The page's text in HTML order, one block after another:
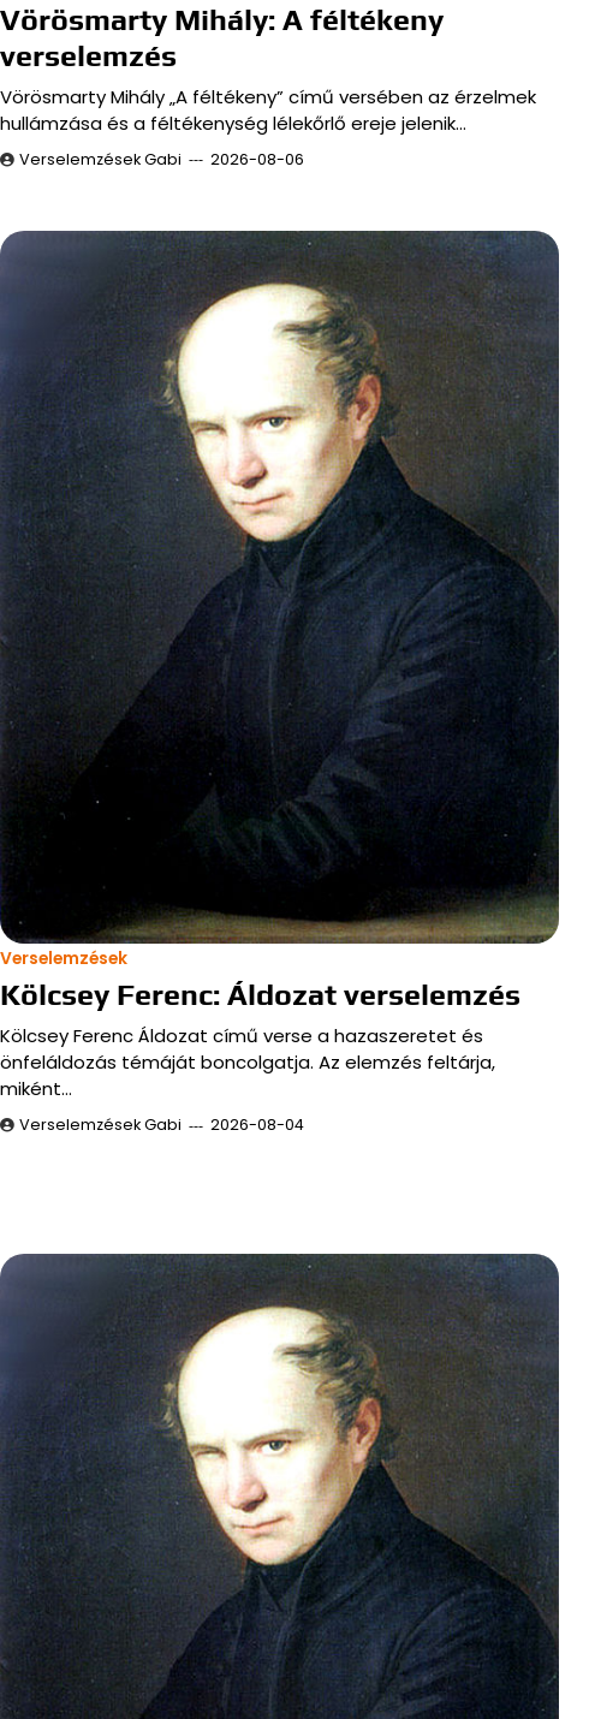
Vörösmarty Mihály: A féltékeny
verselemzés
Vörösmarty Mihály „A féltékeny” című versében az érzelmek
hullámzása és a féltékenység lélekőrlő ereje jelenik…
Verselemzések Gabi 2026-08-06
Verselemzések
Kölcsey Ferenc: Áldozat verselemzés
Kölcsey Ferenc Áldozat című verse a hazaszeretet és
önfeláldozás témáját boncolgatja. Az elemzés feltárja,
miként…
Verselemzések Gabi 2026-08-04